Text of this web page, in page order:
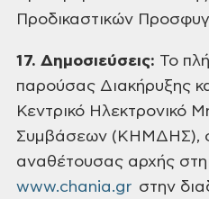
Προδικαστικών
17. Δημοσιεύσεις: Το
παρούσας Διακήρυξης
Κεντρικό Ηλεκτρονικό
Συμβάσεων (ΚΗΜΔΗΣ),
αναθέτουσας αρχής στη
www.chania.gr στην